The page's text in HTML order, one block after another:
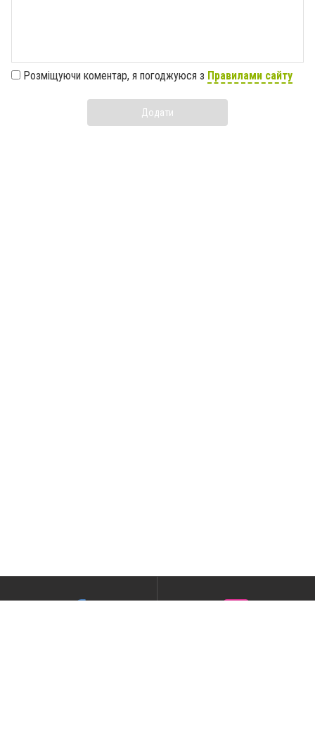
Розміщуючи коментар, я погоджуюся з Правилами сайту
Додати